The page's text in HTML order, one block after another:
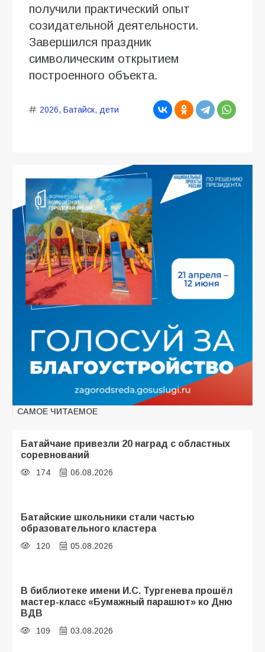
получили практический опыт
созидательной деятельности.
Завершился праздник
символическим открытием
построенного объекта.
2026, Батайск, дети
САМОЕ ЧИТАЕМОЕ
Батайчане привезли 20 наград с областных
соревнований
174 06.08.2026
Батайские школьники стали частью
образовательного кластера
120 05.08.2026
В библиотеке имени И.С. Тургенева прошёл
мастер-класс «Бумажный парашют» ко Дню
ВДВ
109 03.08.2026